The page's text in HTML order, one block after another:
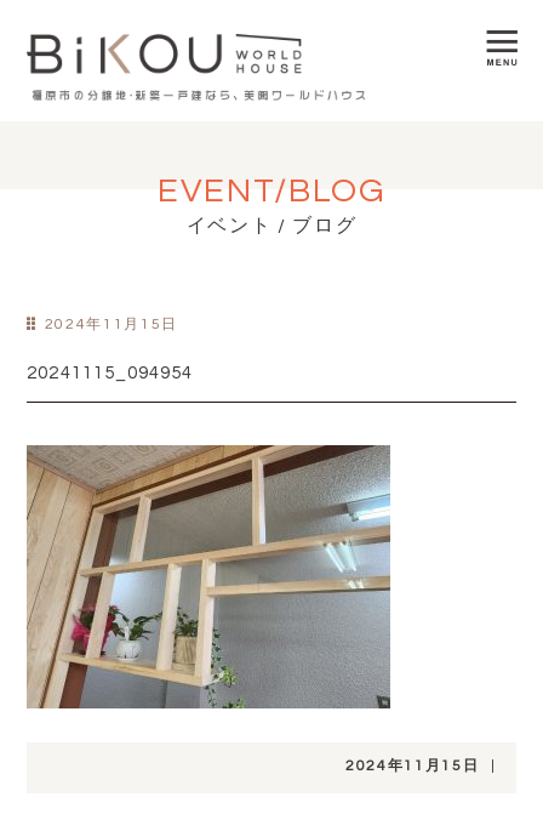
EVENT/BLOG
イベント / ブログ
2024年11月15日
20241115_094954
2024年11月15日